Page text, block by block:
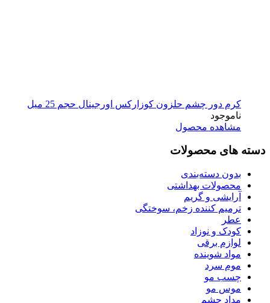
کرم دور چشم حلزون کوزارکس اورجینال حجم 25 میل
ناموجود
مشاهده محصول
دسته های محصولات
بدون دسته‌بندی
محصولات بهداشتی
آرایشی و گریم
ترمیم کننده زخم، سوختگی
عطر
کودک و نوزاد
لوازم برقی
مواد شوینده
موم سرد
چسب مو
موس مو
مداد چشم